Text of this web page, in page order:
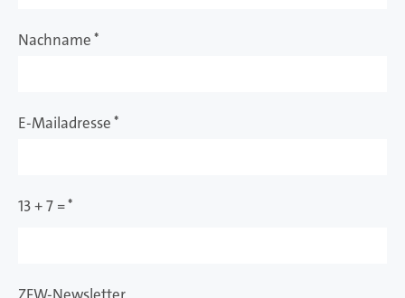
Nachname *
E-Mailadresse *
13 + 7 =*